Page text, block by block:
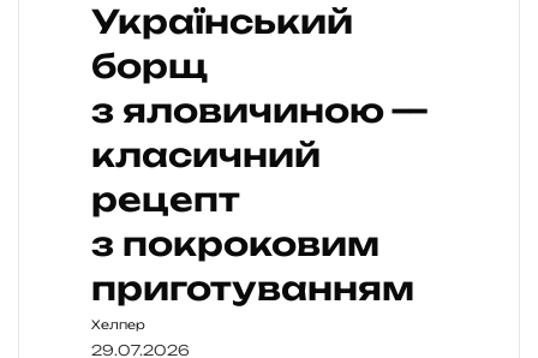
Український
борщ
з яловичиною —
класичний
рецепт
з покроковим
приготуванням
Хелпер
29.07.2026